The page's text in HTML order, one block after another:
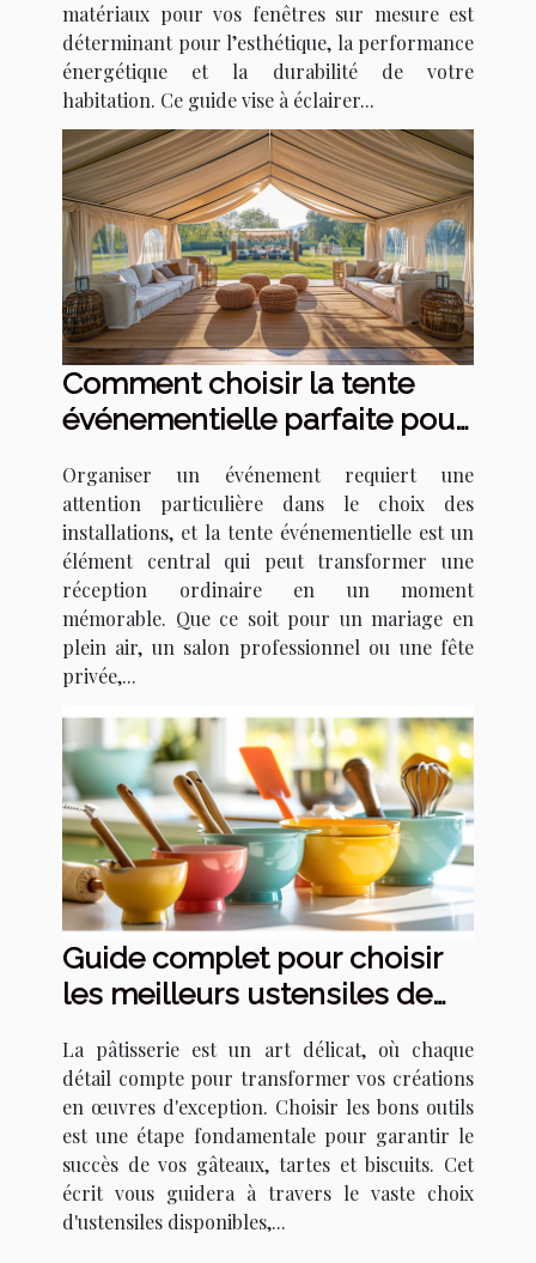
matériaux pour vos fenêtres sur mesure est
déterminant pour l’esthétique, la performance
énergétique et la durabilité de votre
habitation. Ce guide vise à éclairer...
Comment choisir la tente
événementielle parfaite pour
Organiser un événement requiert une
attention particulière dans le choix des
installations, et la tente événementielle est un
élément central qui peut transformer une
réception ordinaire en un moment
mémorable. Que ce soit pour un mariage en
plein air, un salon professionnel ou une fête
privée,...
Guide complet pour choisir
les meilleurs ustensiles de
La pâtisserie est un art délicat, où chaque
détail compte pour transformer vos créations
en œuvres d'exception. Choisir les bons outils
est une étape fondamentale pour garantir le
succès de vos gâteaux, tartes et biscuits. Cet
écrit vous guidera à travers le vaste choix
d'ustensiles disponibles,...